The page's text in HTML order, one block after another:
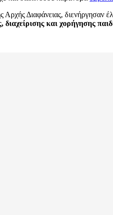
Διαφάνειας, διενήργησαν
και χορήγησης